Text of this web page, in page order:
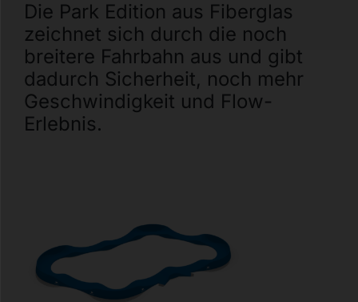
Die Park Edition aus Fiberglas
zeichnet sich durch die noch
breitere Fahrbahn aus und gibt
dadurch Sicherheit, noch mehr
Geschwindigkeit und Flow-
Erlebnis.